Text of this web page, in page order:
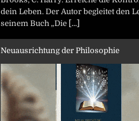
dein Leben. Der Autor begleitet den
seinem Buch „Die [...]
Neuausrichtung der Philosophie